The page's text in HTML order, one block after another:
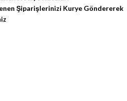
Şiparişlerinizi Kurye Göndererek